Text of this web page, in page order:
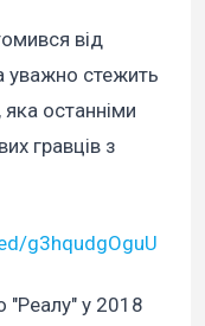
від
уважно стежить
яка останніми
гравців з
g3hqudgOguU
"Реалу" у 2018